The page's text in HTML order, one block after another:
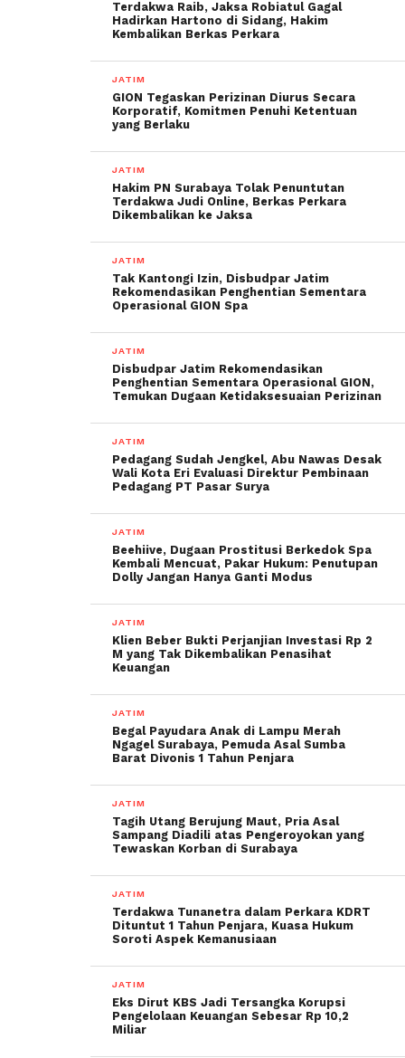
Terdakwa Raib, Jaksa Robiatul Gagal
Hadirkan Hartono di Sidang, Hakim
Kembalikan Berkas Perkara
JATIM
GION Tegaskan Perizinan Diurus Secara
Korporatif, Komitmen Penuhi Ketentuan
yang Berlaku
JATIM
Hakim PN Surabaya Tolak Penuntutan
Terdakwa Judi Online, Berkas Perkara
Dikembalikan ke Jaksa
JATIM
Tak Kantongi Izin, Disbudpar Jatim
Rekomendasikan Penghentian Sementara
Operasional GION Spa
JATIM
Disbudpar Jatim Rekomendasikan
Penghentian Sementara Operasional GION,
Temukan Dugaan Ketidaksesuaian Perizinan
JATIM
Pedagang Sudah Jengkel, Abu Nawas Desak
Wali Kota Eri Evaluasi Direktur Pembinaan
Pedagang PT Pasar Surya
JATIM
Beehiive, Dugaan Prostitusi Berkedok Spa
Kembali Mencuat, Pakar Hukum: Penutupan
Dolly Jangan Hanya Ganti Modus
JATIM
Klien Beber Bukti Perjanjian Investasi Rp 2
M yang Tak Dikembalikan Penasihat
Keuangan
JATIM
Begal Payudara Anak di Lampu Merah
Ngagel Surabaya, Pemuda Asal Sumba
Barat Divonis 1 Tahun Penjara
JATIM
Tagih Utang Berujung Maut, Pria Asal
Sampang Diadili atas Pengeroyokan yang
Tewaskan Korban di Surabaya
JATIM
Terdakwa Tunanetra dalam Perkara KDRT
Dituntut 1 Tahun Penjara, Kuasa Hukum
Soroti Aspek Kemanusiaan
JATIM
Eks Dirut KBS Jadi Tersangka Korupsi
Pengelolaan Keuangan Sebesar Rp 10,2
Miliar